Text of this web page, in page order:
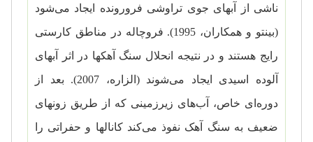
ناشی از آبهای جوی تراوشی فرورونده ایجاد می‌شود
(بینتو و همکاران، 1995). فروچاله در مناطق کارستی
رایج هستند و در نتیجه انحلال سنگ آهکها در اثر آبهای
آلوده اسیدی ایجاد می‌شوند (الزاره، 2007). بعد از
دوره‌ای خاص، آب‌های زیرزمینی که از طریق زونهای
ضعیف به سنگ آهک نفوذ می‌کند کانالها و حفراتی را